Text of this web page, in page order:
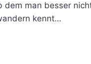
man besser
kennt…